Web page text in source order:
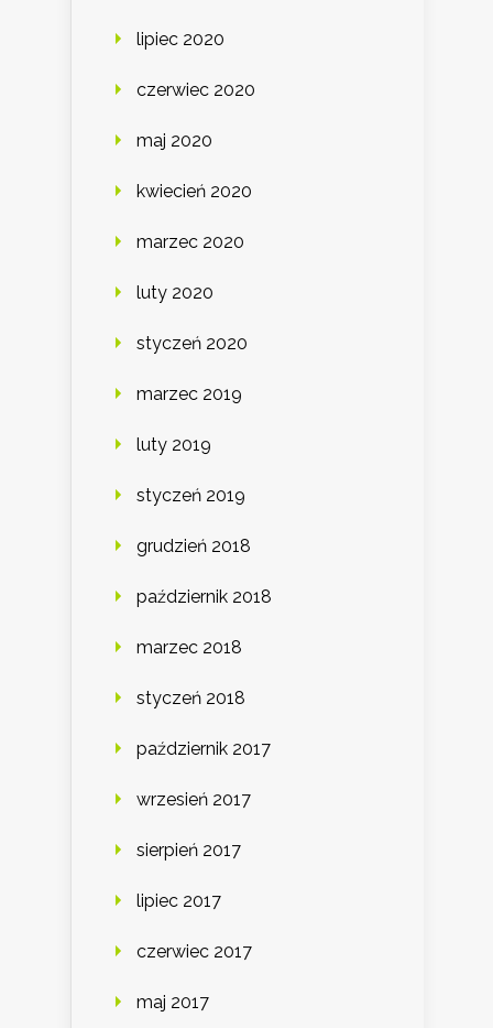
lipiec 2020
czerwiec 2020
maj 2020
kwiecień 2020
marzec 2020
luty 2020
styczeń 2020
marzec 2019
luty 2019
styczeń 2019
grudzień 2018
październik 2018
marzec 2018
styczeń 2018
październik 2017
wrzesień 2017
sierpień 2017
lipiec 2017
czerwiec 2017
maj 2017